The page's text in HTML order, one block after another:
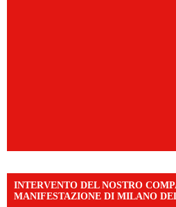
INTERVENTO DEL NOSTRO
MANIFESTAZIONE DI MILANO